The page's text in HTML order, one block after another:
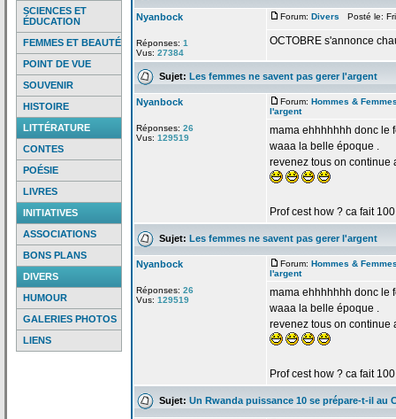
SCIENCES ET
ÉDUCATION
FEMMES ET BEAUTÉ
POINT DE VUE
SOUVENIR
HISTOIRE
LITTÉRATURE
CONTES
POÉSIE
LIVRES
INITIATIVES
ASSOCIATIONS
BONS PLANS
DIVERS
HUMOUR
GALERIES PHOTOS
LIENS
Nyanbock
Réponses: 1
Vus: 27384
Forum: Divers Posté le:
OCTOBRE s'annonce
Sujet: Les femmes ne savent pas gerer l'argent
Nyanbock
Réponses: 26
Vus: 129519
Forum: Hommes &
l'argent
mama ehhhhhhh donc le
waaa la belle époque .
revenez tous on continue
Prof cest how ? ca fait
Sujet: Les femmes ne savent pas gerer l'argent
Nyanbock
Réponses: 26
Vus: 129519
Forum: Hommes &
l'argent
mama ehhhhhhh donc le
waaa la belle époque .
revenez tous on continue
Prof cest how ? ca fait
Sujet: Un Rwanda puissance 10 se prépare-t-il au